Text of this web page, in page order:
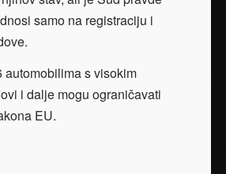
samo na registraciju i
s visokim
i dalje mogu ograničavati
EU.